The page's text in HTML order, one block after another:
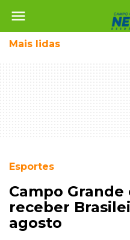
menu
Mais lidas
Esportes
Campo
receber
agosto